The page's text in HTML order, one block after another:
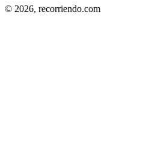
© 2026, recorriendo.com